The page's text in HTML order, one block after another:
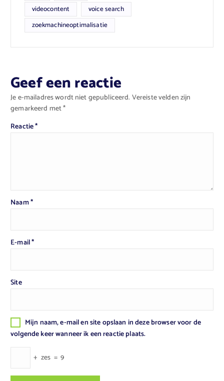
videocontent
voice search
zoekmachineoptimalisatie
Geef een reactie
Je e-mailadres wordt niet gepubliceerd. Vereiste velden zijn
gemarkeerd met*
Reactie*
Naam*
E-mail*
Site
Mijn naam, e-mail en site opslaan in deze browser voor de
volgende keer wanneer ik een reactie plaats.
+ zes = 9